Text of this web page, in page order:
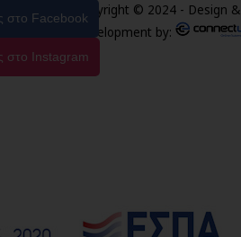
στο Facebook
στο Instagram
Copyright © 2024 - Design &
Development by: